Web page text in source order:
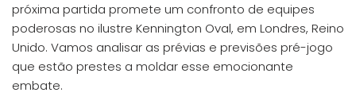
próxima partida promete um confronto de equipes
poderosas no ilustre Kennington Oval, em Londres, Reino
Unido. Vamos analisar as prévias e previsões pré-jogo
que estão prestes a moldar esse emocionante
embate.